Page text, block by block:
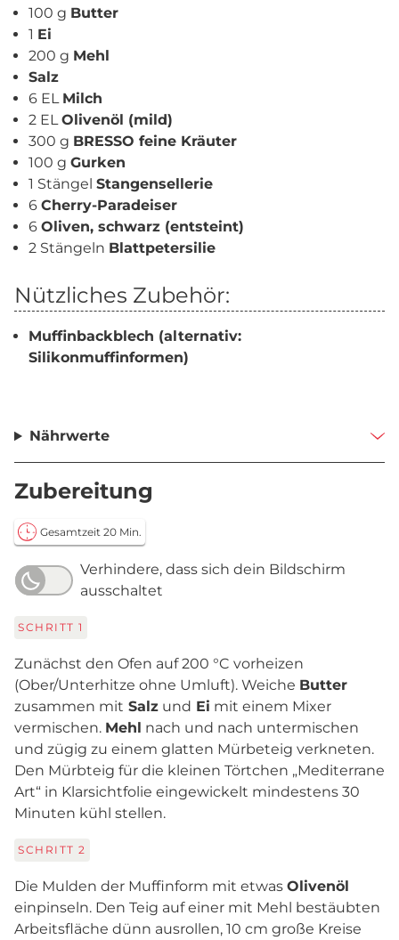
100 g Butter
1 Ei
200 g Mehl
Salz
6 EL Milch
2 ELOlivenöl (mild)
300 g BRESSO feine Kräuter
100 g Gurken
1 Stängel Stangensellerie
6 Cherry-Paradeiser
6 Oliven, schwarz (entsteint)
2 Stängeln Blattpetersilie
Nützliches Zubehör:
Muffinbackblech (alternativ:
Silikonmuffinformen)
Nährwerte
Zubereitung
Gesamtzeit 20 Min.
Verhindere, dass sich dein Bildschirm
ausschaltet
SCHRITT 1
Zunächst den Ofen auf 200 °C vorheizen
(Ober/Unterhitze ohne Umluft). Weiche Butter
zusammen mit Salz und Ei mit einem Mixer
vermischen. Mehl nach und nach untermischen
und zügig zu einem glatten Mürbeteig verkneten.
Den Mürbteig für die kleinen Törtchen „Mediterrane
Art“ in Klarsichtfolie eingewickelt mindestens 30
Minuten kühl stellen.
SCHRITT 2
Die Mulden der Muffinform mit etwas Olivenöl
einpinseln. Den Teig auf einer mit Mehl bestäubten
Arbeitsfläche dünn ausrollen, 10 cm große Kreise